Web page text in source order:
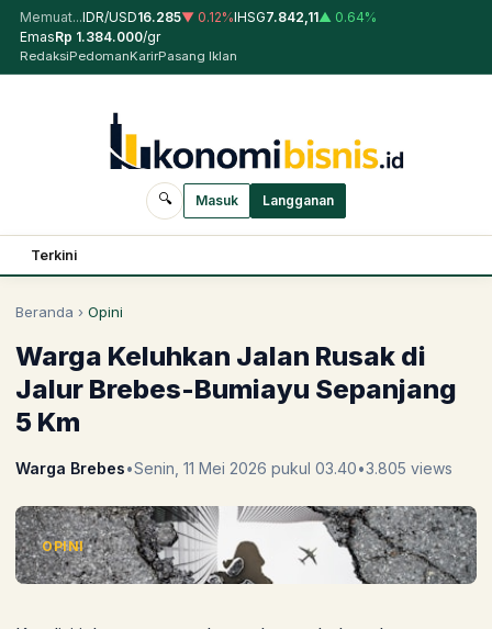
Memuat...IDR/USD16.285▼ 0.12%IHSG7.842,11▲ 0.64%
EmasRp 1.384.000/gr
RedaksiPedomanKarirPasang Iklan
🔍 Masuk Langganan
Terkini
Beranda › Opini
Warga Keluhkan Jalan Rusak di
Jalur Brebes-Bumiayu Sepanjang
5 Km
Warga Brebes•Senin, 11 Mei 2026 pukul 03.40•3.805 views
OPINI